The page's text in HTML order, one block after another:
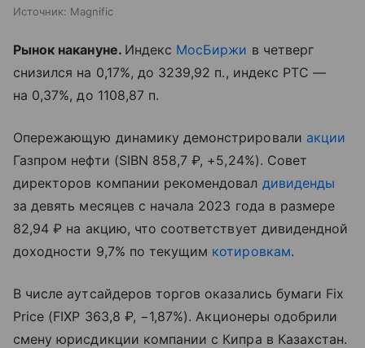
Источник: Magnific
Рынок накануне. Индекс МосБиржи в четверг
снизился на 0,17%, до 3239,92 п., индекс РТС —
на 0,37%, до 1108,87 п.
Опережающую динамику демонстрировали акции
Газпром нефти (SIBN 858,7 ₽, +5,24%). Совет
директоров компании рекомендовал дивиденды
за девять месяцев с начала 2023 года в размере
82,94 ₽ на акцию, что соответствует дивидендной
доходности 9,7% по текущим котировкам.
В числе аутсайдеров торгов оказались бумаги Fix
Price (FIXP 363,8 ₽, −1,87%). Акционеры одобрили
смену юрисдикции компании с Кипра в Казахстан.